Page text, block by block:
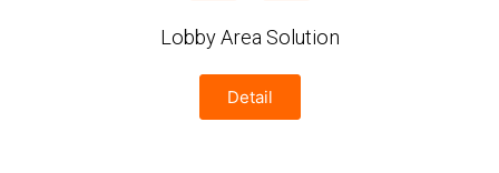
Lobby Area Solution
Detail